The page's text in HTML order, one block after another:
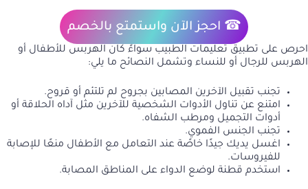
☎ احجز الآن واستمتع بالخصم
احرص على تطبيق تعليمات الطبيب سواءً كان الهربس للأطفال أو
الهربس للرجال أو للنساء وتشمل النصائح ما يلي:
تجنب تقبيل الآخرين المصابين بجروح لم تلتئم أو قروح.
امتنع عن تناول الأدوات الشخصية للآخرين مثل آداه الحلاقة أو
أدوات التجميل ومرطب الشفاه.
تجنب الجنس الفموي.
اغسل يديك جيدًا خاصًة عند التعامل مع الأطفال منعًا للإصابة
للفيروسات.
استخدم قطنة لوضع الدواء على المناطق المصابة.